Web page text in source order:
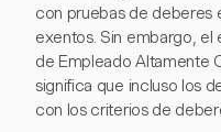
con pruebas de deberes
exentos. Sin embargo,
de Empleado Altamente
significa que incluso los
con los criterios de